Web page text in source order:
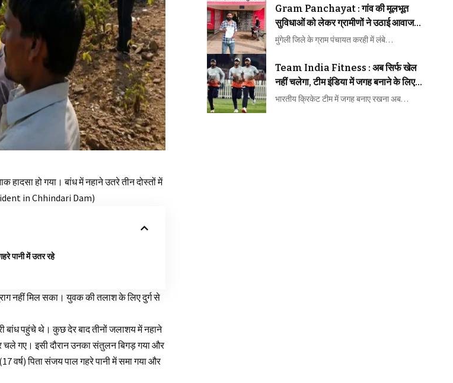
हादसा हो गया। बांध में नहाने उतरे तीन दोस्तों में
in Chhindari Dam)
पानी में उतर रहे
नहीं मिल सका। युवक की तलाश के लिए दुर्ग से
बांध पहुंचे थे। कुछ देर बाद तीनों जलाशय में नहाने
चले गए। इसी दौरान उनका संतुलन बिगड़ गया और
वर्ष) पिता संजय पाल गहरे पानी में समा गया और
Gram Panchayat : गांव की मूलभूत
सुविधाओं को लेकर ग्रामीणों ने उठाई आवाज,
समस्याओं के समाधान की मांग तेज
मुंगेली जिले के ग्राम पंचायत करही में लंबे…
Team India Fitness : अब सिर्फ खेल
नहीं चलेगा, टीम इंडिया में जगह बनाने के लिए
फिटनेस की होगी कड़ी परीक्षा
भारतीय क्रिकेट टीम में जगह बनाए रखना अब…